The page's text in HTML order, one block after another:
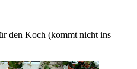
den Koch (kommt nicht ins